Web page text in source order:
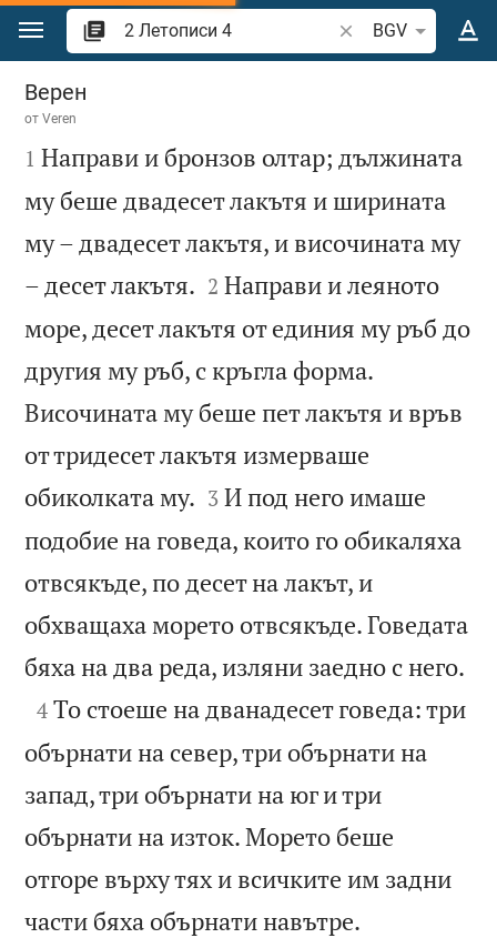
Преминете към съдържанието
Търсете стих или
BGV
2 Летописи 4
Верен
отVeren

1 Направи и бронзов олтар; дължината
му беше двадесет лакътя и ширината
му – двадесет лакътя, и височината му
– десет лакътя. 

2 Направи и леяното
море, десет лакътя от единия му ръб до
другия му ръб, с кръгла форма.
Височината му беше пет лакътя и връв
от тридесет лакътя измерваше
обиколката му. 

3 И под него имаше
подобие на говеда, които го обикаляха
отвсякъде, по десет на лакът, и
обхващаха морето отвсякъде. Говедата
бяха на два реда, изляни заедно с него.

4 То стоеше на дванадесет говеда: три
обърнати на север, три обърнати на
запад, три обърнати на юг и три
обърнати на изток. Морето беше
отгоре върху тях и всичките им задни
части бяха обърнати навътре.